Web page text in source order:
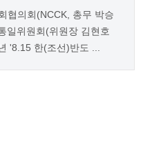
협의회(NCCK, 총무 박승
일위원회(위원장 김현호
'8.15 한(조선)반도 ...